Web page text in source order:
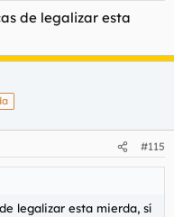
abandonado.
en la boca
de sofá y comer
seria y
incompatible con llevar
su vida son como un
que algún brote o
de legalizar esta
#115
legalizar esta mierda, sí